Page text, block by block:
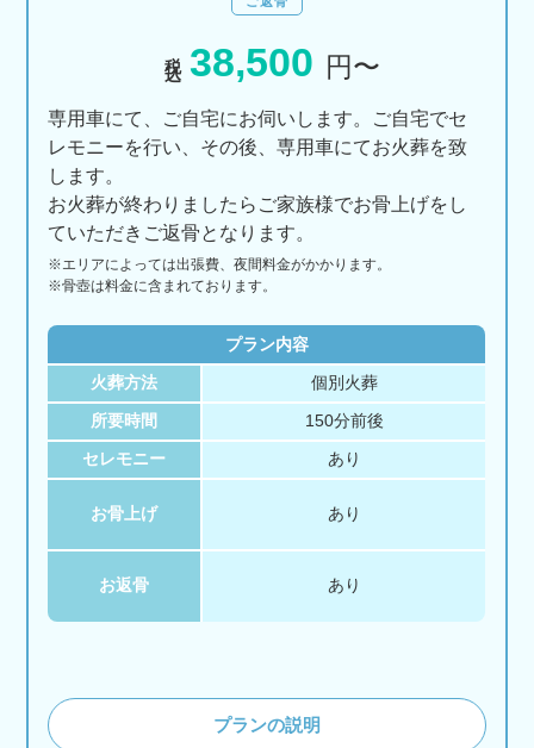
38,500 円〜
専用車にて、ご自宅にお伺いします。ご自宅でセ
レモニーを行い、その後、専用車にてお火葬を致
します。
お火葬が終わりましたらご家族様でお骨上げをし
ていただきご返骨となります。
※エリアによっては出張費、夜間料金がかかります。
※骨壺は料金に含まれております。
プラン内容
火葬方法 個別火葬
所要時間 150分前後
セレモニー あり
お骨上げ あり
お返骨 あり
プランの説明